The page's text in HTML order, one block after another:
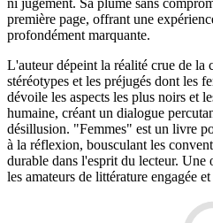
ni jugement. Sa plume sans
première page, offrant une
profondément marquante.
L'auteur dépeint la réalité crue de la
stéréotypes et les préjugés dont les
dévoile les aspects les plus noirs et
humaine, créant un dialogue
désillusion. "Femmes" est un livre
à la réflexion, bousculant les
durable dans l'esprit du lecteur.
les amateurs de littérature engagée